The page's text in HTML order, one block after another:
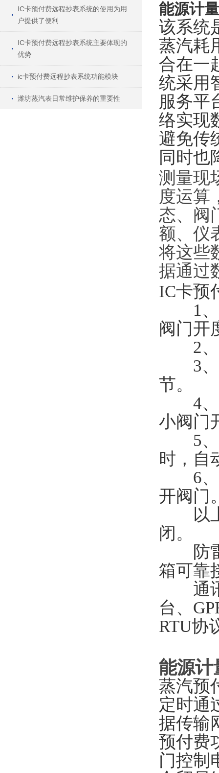
IC卡预付费远程抄表系统的使用为用
户提供了便利
IC卡预付费远程抄表系统主要体现的
优势
ic卡预付费远程抄表系统功能模块
潍坊蒸汽表日常维护保养的重要性
能源计
该系统
蒸汽耗
合在一
统采用
服务平
络实现
避免传
同时也
测量现
度运算
态、阀
额、仪
将这些
据通过
IC卡预
1
阀门开
2
3
节
4
小阀门
5
时，自
6
开阀门
以上
闭。
防
箱可靠
通
台、
RTU协
能源计
蒸汽预
定时通
据传输
预付费
门控制